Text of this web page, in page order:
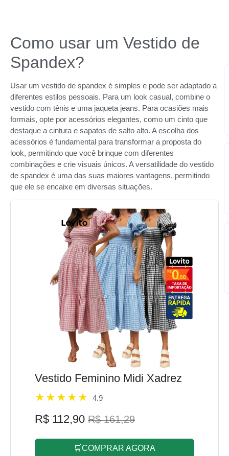
Como usar um Vestido de
Spandex?
Usar um vestido de spandex é simples e pode ser adaptado a
diferentes estilos pessoais. Para um look casual, combine o
vestido com tênis e uma jaqueta jeans. Para ocasiões mais
formais, opte por acessórios elegantes, como um cinto que
destaque a cintura e sapatos de salto alto. A escolha dos
acessórios é fundamental para transformar a proposta do
look, permitindo que você brinque com diferentes
combinações e crie visuais únicos. A versatilidade do vestido
de spandex é uma das suas maiores vantagens, permitindo
que ele se encaixe em diversas situações.
Vestido Feminino Midi Xadrez
4.9
R$ 112,90 R$ 161,29
🛒COMPRAR AGORA